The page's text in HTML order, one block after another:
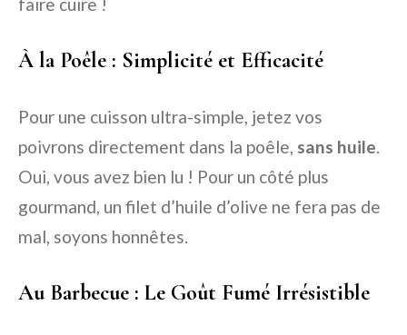
faire cuire !
À la Poêle : Simplicité et Efficacité
Pour une cuisson ultra-simple, jetez vos
poivrons directement dans la poêle, sans huile.
Oui, vous avez bien lu ! Pour un côté plus
gourmand, un filet d’huile d’olive ne fera pas de
mal, soyons honnêtes.
Au Barbecue : Le Goût Fumé Irrésistible